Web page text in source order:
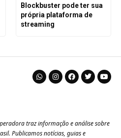
Blockbuster pode ter sua
própria plataforma de
streaming
traz informação e análise sobre
Publicamos notícias, guias e